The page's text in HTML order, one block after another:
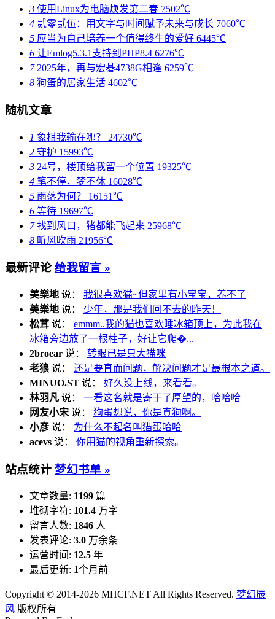
3 使用Linux为电脑焕发第二春 7502℃
4 贰零贰伍：用文字与时间赋予未来与成长 7060℃
5 应当为自己培养一个值得终生的爱好 6445℃
6 让Emlog5.3.1支持到PHP8.4 6276℃
72025年，再与宏碁4738G相逢 6259℃
8 狗蛋的居家生活 4602℃
随机文章
1 象棋我输在哪？ 24730℃
2 守护 15993℃
3 24号，楼顶给我留一个位置 19325℃
4 笔不停，梦不休 16028℃
5 雨落为何？ 16151℃
6 等待 19697℃
7找到风口，猪都能飞起来 25968℃
8 听风吹雨 21956℃
最新评论 给我留言 »
美樂地 说： 我很喜欢猫~但家里有小宝宝，养不了
美樂地 说： 少年，那是我们回不去的昨天！
松茸 说： emmm..我的猫也喜欢睡冰箱顶上，为此我在
冰箱旁边放了一根柱子，好让它爬�...
2broear 说： 转眼已是只大猫咪
老狼 说： 还是要直面问题，解决问题才是最根本之道。
MINUO.ST 说： 好久没上线，来看看。
林羽凡 说： 一看这名就是寄于了厚望的，哈哈哈
网友小宋 说： 狗蛋想说，你是真狗啊。
小彦 说： 为什么不起名叫猫蛋哈哈
acevs 说： 你用猫的视角重新探索。
站点统计 梦幻书单 »
文章数量: 1199 篇
堆砌字符: 101.4 万字
留言人数: 1846 人
发表评论: 3.0 万余条
运营时间: 12.5 年
最后更新: 1个月前
Copyright © 2014-2026 MHCF.NET All Rights Reserved. 梦幻辰
风 版权所有